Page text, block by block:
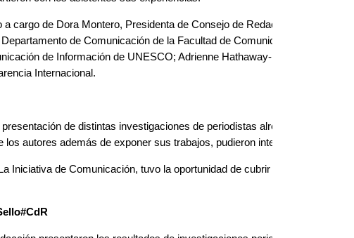
cargo de Dora Montero, Presidenta de Consejo de Redacción; Angélica
de Comunicación de la Facultad de Comunicación y
de Información de UNESCO; Adrienne Hathaway-Nuton del Banco
Internacional.
de distintas investigaciones de periodistas alrededor de
autores además de exponer sus trabajos, pudieron interactuar con los
Iniciativa de Comunicación, tuvo la oportunidad de cubrir el evento y